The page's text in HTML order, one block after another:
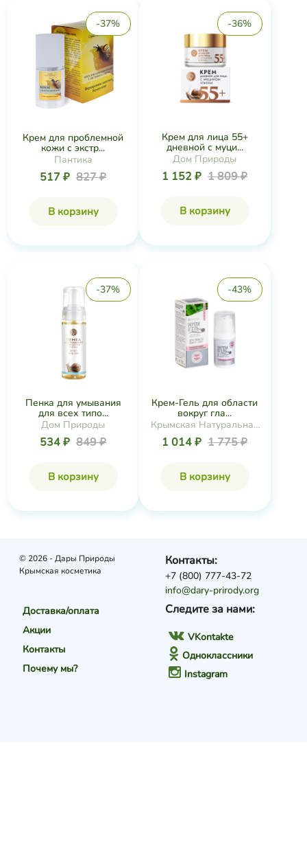
-37%
Крем для проблемной
кожи с экстр...
Пантика
517 ₽ 827 ₽
В корзину
-36%
Крем для лица 55+
дневной с муци...
Дом Природы
1 152 ₽ 1 809 ₽
В корзину
-37%
Пенка для умывания
для всех типо...
Дом Природы
534 ₽ 849 ₽
В корзину
-43%
Крем-Гель для области
вокруг гла...
Крымская Натуральная
Коллекция
1 014 ₽ 1 775 ₽
В корзину
© 2026 - Дары Природы
Крымская косметика
Доставка/оплата
Акции
Контакты
Почему мы?
Следите за нами:
VKontakte
Одноклассники
Instagram
Контакты:
+7 (800) 777-43-72
info@dary-prirody.org